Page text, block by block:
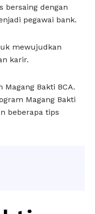
bersaing dengan
pegawai bank.
mewujudkan
karir.
Bakti BCA.
Magang Bakti
beberapa tips